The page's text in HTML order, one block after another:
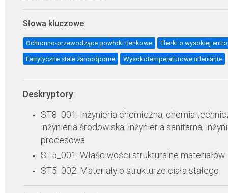
Słowa kluczowe:
Ochronno-przewodzące powłoki tlenkowe Tlenki o wysokiej
Ferrytyczne stale żaroodporne Wysokotemperaturowe utlenianie
Deskryptory:
ST8_001: Inżynieria chemiczna, chemia
inżynieria środowiska, inżynieria sanitarna,
procesowa
ST5_001: Właściwości strukturalne materiałów
ST5_002: Materiały o strukturze ciała stałego